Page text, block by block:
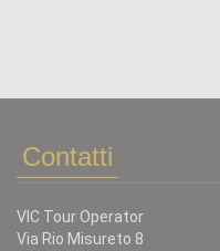
Contatti
VIC Tour Operator
Via Rio Misureto 8